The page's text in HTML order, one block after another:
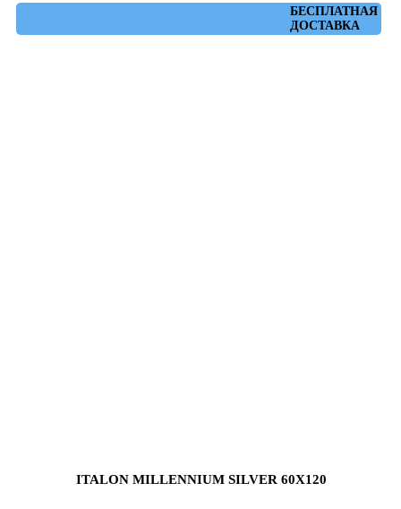
БЕСПЛАТНАЯ
ДОСТАВКА
ITALON MILLENNIUM SILVER 60X120